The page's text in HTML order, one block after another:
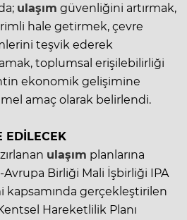
ulaşım güvenliğini artırmak,
hale getirmek, çevre
teşvik ederek
toplumsal erişilebilirliği
ekonomik gelişimine
amaç olarak belirlendi.
EDİLECEK
ulaşım planlarına
Birliği Mali İşbirliği IPA
kapsamında gerçekleştirilen
Hareketlilik Planı